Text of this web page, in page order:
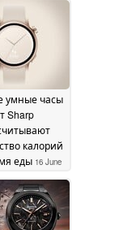
умные часы
Sharp
калорий
еды 16 June
2026